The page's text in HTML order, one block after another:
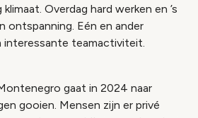
Overdag hard werken en ’s
ontspanning. Eén en ander
interessante teamactiviteit.
gaat in 2024 naar
gooien. Mensen zijn er privé